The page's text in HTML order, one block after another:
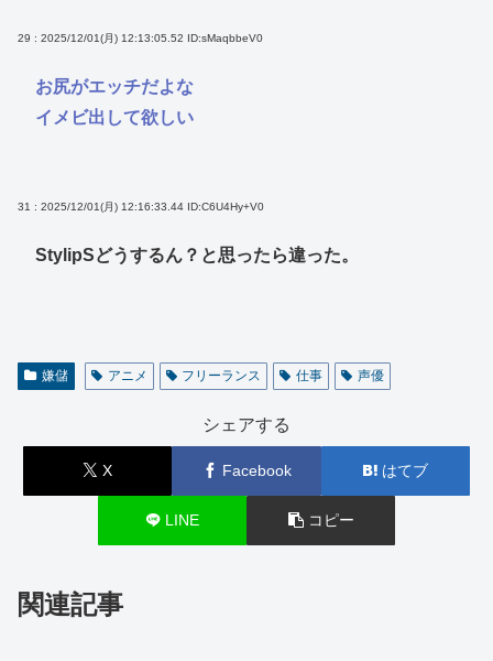
29 : 2025/12/01(月) 12:13:05.52 ID:sMaqbbeV0
お尻がエッチだよな
イメビ出して欲しい
31 : 2025/12/01(月) 12:16:33.44 ID:C6U4Hy+V0
StylipSどうするん？と思ったら違った。
嫌儲 アニメ フリーランス 仕事 声優
シェアする
X Facebook はてブ
LINE コピー
関連記事